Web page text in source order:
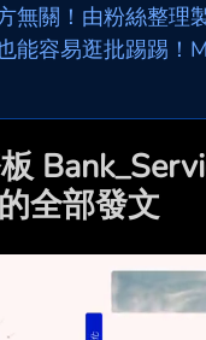
無關！由粉絲整理
能容易逛批踢踢！
全部發文